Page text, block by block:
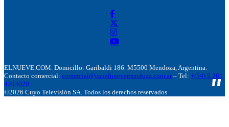
ELNUEVE.COM. Domicillo: Garibaldi 186. M5500 Mendoza, Argentina.
Contacto comercial: comercial@canalnuevemendoza.com.ar – Tel: +(54) 9 261
4204020
©2026 Cuyo Televisión SA. Todos los derechos reservados